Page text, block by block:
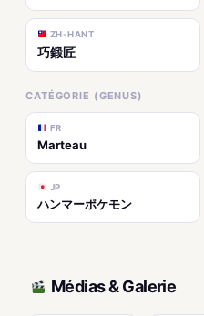
ZH-HANT
巧鍛匠
CATÉGORIE (GENUS)
FR
Marteau
JP
ハンマーポケモン
Médias & Galerie